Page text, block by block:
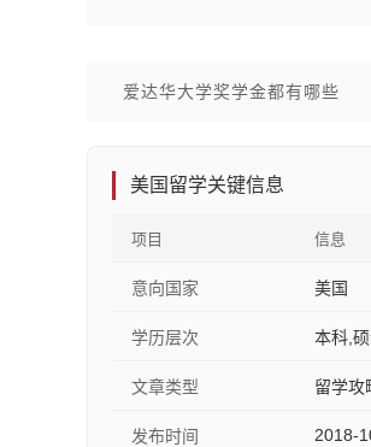
爱达华大学奖学金都有哪些
美国留学关键信息
项目 信息
意向国家 美国
学历层次 本科,
文章类型 留学攻
发布时间 2018-